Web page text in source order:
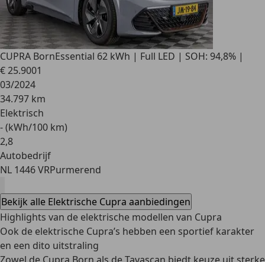
CUPRA BornEssential 62 kWh | Full LED | SOH: 94,8% |
€ 25.9001
03/2024
34.797 km
Elektrisch
- (kWh/100 km)
2,8
Autobedrijf
NL 1446 VRPurmerend
Bekijk alle Elektrische Cupra aanbiedingen
Highlights van de elektrische modellen van Cupra
Ook de elektrische Cupra’s hebben een sportief karakter
en een dito uitstraling